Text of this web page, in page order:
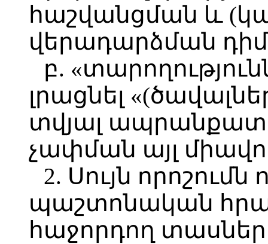
հաշվանցման և
վերադարձման
բ.
լրացնել
տվյալ
չափման այլ
2. Սույն որոշումն
պաշտոնական
հաջորդող